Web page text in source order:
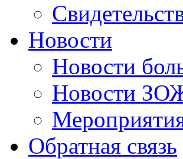
Новости
Новости
Новости
Обратная связь